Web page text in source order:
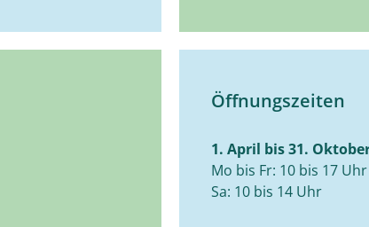
Öffnungszeiten
1. April bis 31.
Mo bis Fr: 10 bis 17 Uhr
Sa: 10 bis 14 Uhr